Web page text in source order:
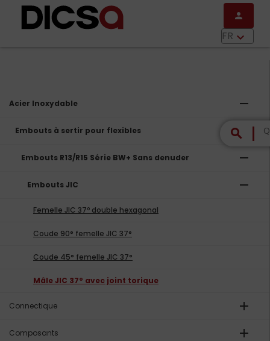
Aller au contenu principal
person
FR keyboard_arrow_down
search
Acier Inoxydable remove
Embouts à sertir pour flexibles remove
Embouts R13/R15 Série BW+ Sans denuder remove
Embouts JIC remove
Femelle JIC 37º double hexagonal
Coude 90° femelle JIC 37°
Coude 45° femelle JIC 37°
Mâle JIC 37º avec joint torique
Connectique add
Composants add